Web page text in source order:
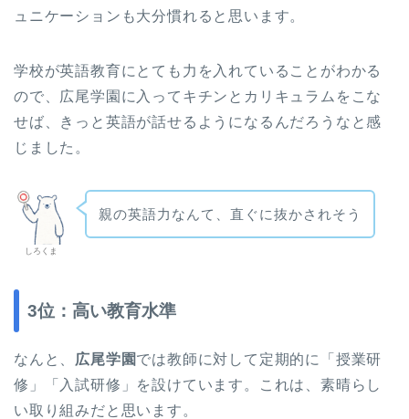
ュニケーションも大分慣れると思います。
学校が英語教育にとても力を入れていることがわかる
ので、広尾学園に入ってキチンとカリキュラムをこな
せば、きっと英語が話せるようになるんだろうなと感
じました。
しろくま
親の英語力なんて、直ぐに抜かされそう
3位：高い教育水準
なんと、 広尾学園では教師に対して定期的に「授業研
修」「入試研修」を設けています。これは、素晴らし
い取り組みだと思います。